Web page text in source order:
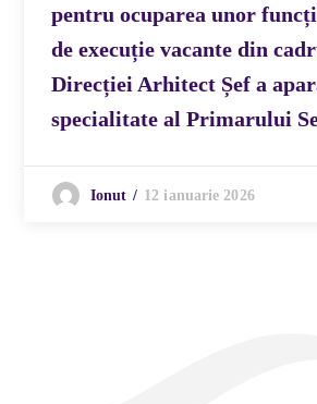
pentru ocuparea unor
de execuție vacante din
Direcției Arhitect Șef a
specialitate al Primarului
Ionut 12 ianuarie 2026